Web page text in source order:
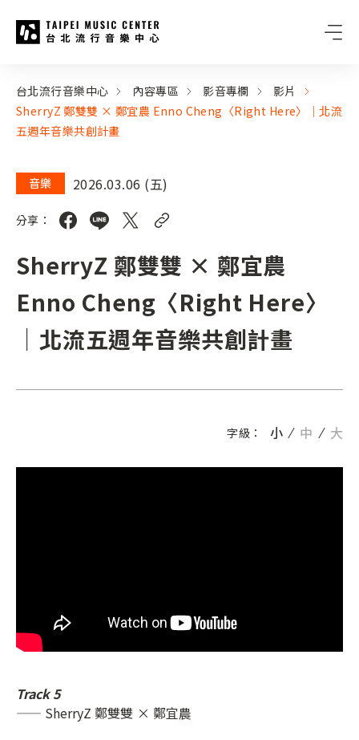
:::
台北流行音樂中心 內容專區 影音專欄
影片
SherryZ 鄭雙雙 × 鄭宜農 Enno Cheng〈Right Here〉｜北流
五週年音樂共創計畫
音樂 2026.03.06 (五)
分享：
SherryZ 鄭雙雙 × 鄭宜農
Enno Cheng〈Right Here〉
｜北流五週年音樂共創計畫
字級： 小 中 大
Track 5
—— SherryZ 鄭雙雙 × 鄭宜農